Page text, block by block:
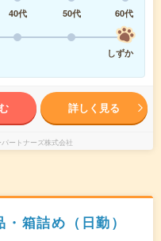
40代 50代
60代
しずか
詳しく見る
ートナーズ株式会社
箱詰め（日勤）